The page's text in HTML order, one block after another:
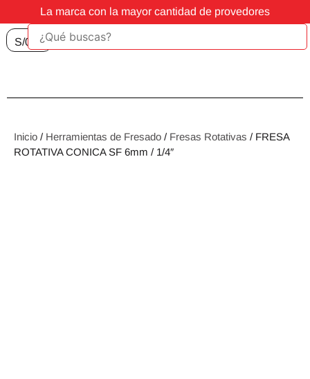
La marca con la mayor cantidad de provedores
S/0.00
Inicio / Herramientas de Fresado / Fresas Rotativas / FRESA
ROTATIVA CONICA SF 6mm / 1/4″